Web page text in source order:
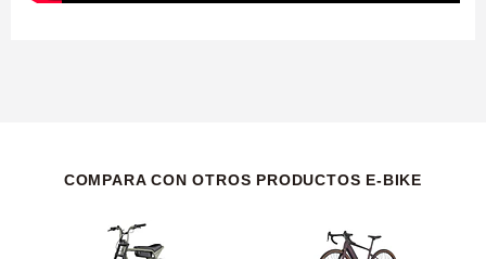
COMPARA CON OTROS PRODUCTOS E-BIKE